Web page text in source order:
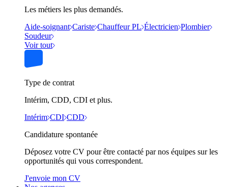
Les métiers les plus demandés.
Aide-soignant Cariste Chauffeur PL Électricien Plombier
Soudeur
Voir tout
Type de contrat
Intérim, CDD, CDI et plus.
Intérim CDI CDD
Candidature spontanée
Déposez votre CV pour être contacté par nos équipes sur les
opportunités qui vous correspondent.
J'envoie mon CV